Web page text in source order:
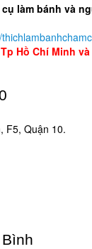
làm bánh và
Hồ Chí Minh
F5, Quận 10.